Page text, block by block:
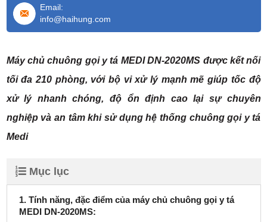
Email:
info@haihung.com
Máy chủ chuông gọi y tá MEDI DN-2020MS được kết nối
tối đa 210 phòng, với bộ vi xử lý mạnh mẽ giúp tốc độ
xử lý nhanh chóng, độ ổn định cao lại sự chuyên
nghiệp và an tâm khi sử dụng hệ thống chuông gọi y tá
Medi
Mục lục
1. Tính năng, đặc điểm của máy chủ chuông gọi y tá
MEDI DN-2020MS: